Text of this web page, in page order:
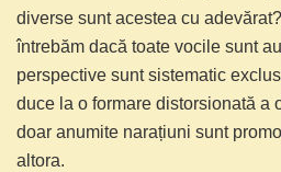
diverse sunt acestea cu
întrebăm dacă toate vocile sunt
perspective sunt sistematic
duce la o formare distorsionată a
doar anumite narațiuni sunt
altora.